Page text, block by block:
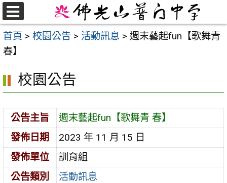
跳
至
主
要
首頁 > 校園公告 > 活動訊息 > 週末藝起fun【歌舞青
春】
校園公告
公告主旨
週末藝起fun【歌舞青 春】
發佈日期
2023 年 11 月 15 日
發佈單位
訓育組
公告類別
活動訊息
選
單